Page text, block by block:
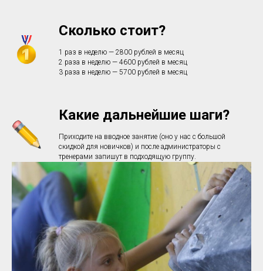
Сколько стоит?
1 раз в неделю — 2800 рублей в месяц
2 раза в неделю — 4600 рублей в месяц
3 раза в неделю — 5700 рублей в месяц
Какие дальнейшие шаги?
Приходите на вводное занятие (оно у нас с большой
скидкой для новичков) и после администраторы с
тренерами запишут в подходящую группу.